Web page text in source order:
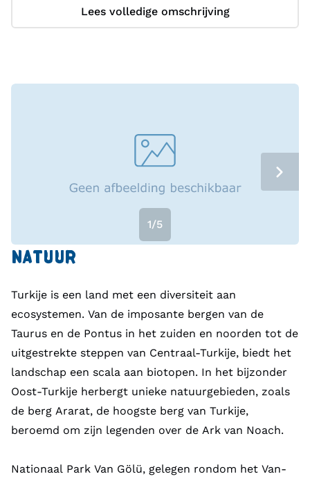
invloeden uit het Arabisch, Perzisch en Frans. Het
Duits worden steeds vaker gesproken, vooral in
toeristische en zakelijke sectoren.
De Turkse cultuur is een mix van eeuwenoude
Anatolische, Ottomaanse en moderne westerse
invloeden. Islam speelt een belangrijke rol, maar de
samenleving is seculier met ruimte voor culturele
variatie. Muziek, dans en poëzie zijn diepgeworteld.
meze en baklava. Tradities zoals hamam-bezoeken
en koffieceremonies blijven populair. Kunst en
die internationale erkenning krijgen. Turkije vormt zo
een brug tussen oosterse en westerse invloeden,
met een dynamische cultuur die zowel haar erfgoed
als moderniteit omarmt.
Lees volledige omschrijving
NATUUR
Turkije is een land met een diversiteit aan
ecosystemen. Van de imposante bergen van de
Taurus en de Pontus in het zuiden en noorden tot de
uitgestrekte steppen van Centraal-Turkije, biedt het
landschap een scala aan biotopen. In het bijzonder
Oost-Turkije herbergt unieke natuurgebieden, zoals
de berg Ararat, de hoogste berg van Turkije,
beroemd om zijn legenden over de Ark van Noach.
Nationaal Park Van Gölü, gelegen rondom het Van-
1/5